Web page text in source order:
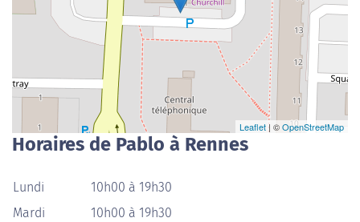
Leaflet| ©OpenStreetMap
Horaires de Pablo à Rennes
Lundi
10h00 à 19h30
Mardi
10h00 à 19h30